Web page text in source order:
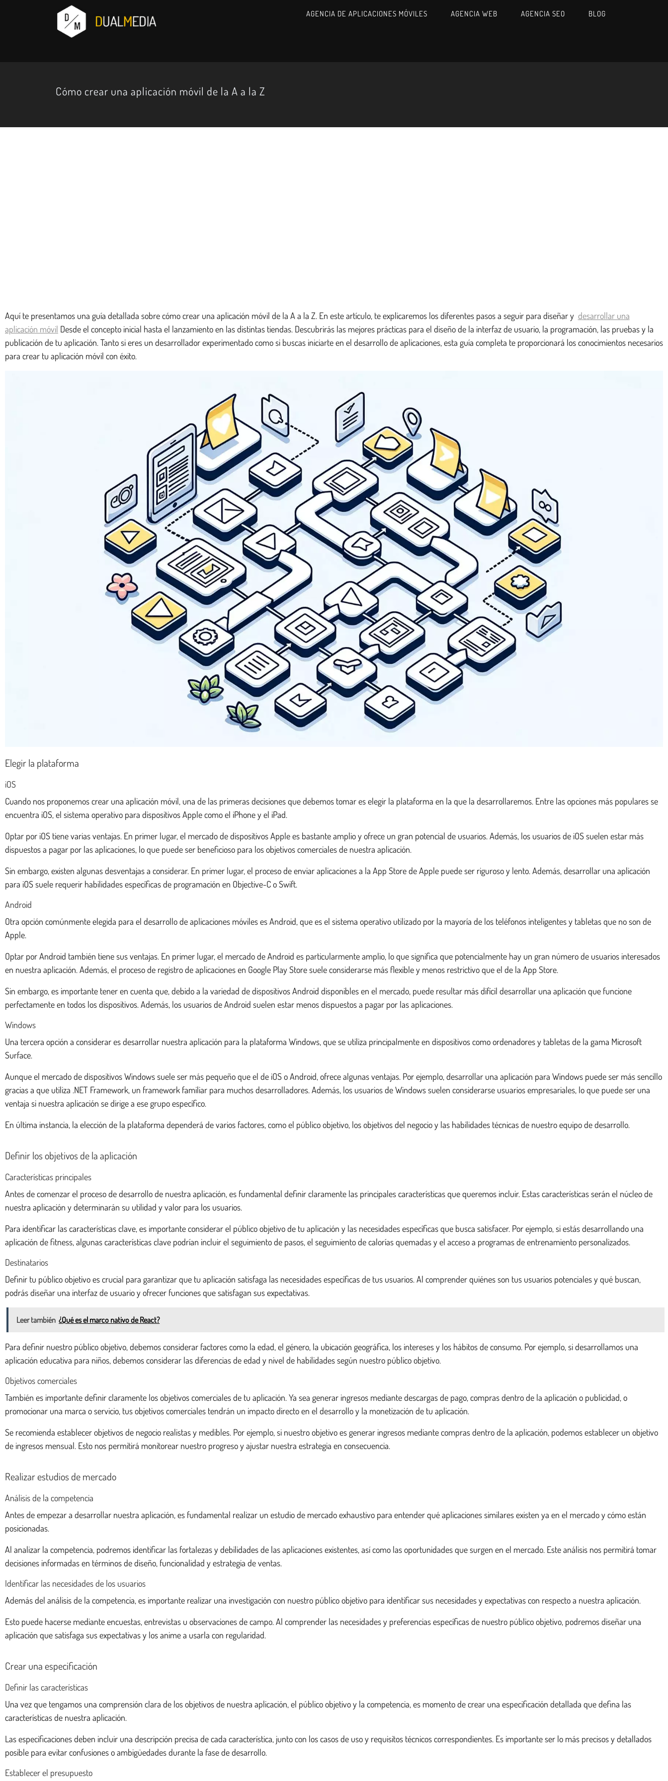
AGENCIA DE APLICACIONES MÓVILES AGENCIA WEB AGENCIA SEO BLOG
Cómo crear una aplicación móvil de la A a la Z
Aquí te presentamos una guía detallada sobre cómo crear una aplicación móvil de la A a la Z. En este artículo, te explicaremos los diferentes pasos a seguir para diseñar y desarrollar una
aplicación móvil Desde el concepto inicial hasta el lanzamiento en las distintas tiendas. Descubrirás las mejores prácticas para el diseño de la interfaz de usuario, la programación, las pruebas y la
publicación de tu aplicación. Tanto si eres un desarrollador experimentado como si buscas iniciarte en el desarrollo de aplicaciones, esta guía completa te proporcionará los conocimientos necesarios
para crear tu aplicación móvil con éxito.
Elegir la plataforma
iOS
Cuando nos proponemos crear una aplicación móvil, una de las primeras decisiones que debemos tomar es elegir la plataforma en la que la desarrollaremos. Entre las opciones más populares se
encuentra iOS, el sistema operativo para dispositivos Apple como el iPhone y el iPad.
Optar por iOS tiene varias ventajas. En primer lugar, el mercado de dispositivos Apple es bastante amplio y ofrece un gran potencial de usuarios. Además, los usuarios de iOS suelen estar más
dispuestos a pagar por las aplicaciones, lo que puede ser beneficioso para los objetivos comerciales de nuestra aplicación.
Sin embargo, existen algunas desventajas a considerar. En primer lugar, el proceso de enviar aplicaciones a la App Store de Apple puede ser riguroso y lento. Además, desarrollar una aplicación
para iOS suele requerir habilidades específicas de programación en Objective-C o Swift.
Android
Otra opción comúnmente elegida para el desarrollo de aplicaciones móviles es Android, que es el sistema operativo utilizado por la mayoría de los teléfonos inteligentes y tabletas que no son de
Apple.
Optar por Android también tiene sus ventajas. En primer lugar, el mercado de Android es particularmente amplio, lo que significa que potencialmente hay un gran número de usuarios interesados
en nuestra aplicación. Además, el proceso de registro de aplicaciones en Google Play Store suele considerarse más flexible y menos restrictivo que el de la App Store.
Sin embargo, es importante tener en cuenta que, debido a la variedad de dispositivos Android disponibles en el mercado, puede resultar más difícil desarrollar una aplicación que funcione
perfectamente en todos los dispositivos. Además, los usuarios de Android suelen estar menos dispuestos a pagar por las aplicaciones.
Windows
Una tercera opción a considerar es desarrollar nuestra aplicación para la plataforma Windows, que se utiliza principalmente en dispositivos como ordenadores y tabletas de la gama Microsoft
Surface.
Aunque el mercado de dispositivos Windows suele ser más pequeño que el de iOS o Android, ofrece algunas ventajas. Por ejemplo, desarrollar una aplicación para Windows puede ser más sencillo
gracias a que utiliza .NET Framework, un framework familiar para muchos desarrolladores. Además, los usuarios de Windows suelen considerarse usuarios empresariales, lo que puede ser una
ventaja si nuestra aplicación se dirige a ese grupo específico.
En última instancia, la elección de la plataforma dependerá de varios factores, como el público objetivo, los objetivos del negocio y las habilidades técnicas de nuestro equipo de desarrollo.
Definir los objetivos de la aplicación
Características principales
Antes de comenzar el proceso de desarrollo de nuestra aplicación, es fundamental definir claramente las principales características que queremos incluir. Estas características serán el núcleo de
nuestra aplicación y determinarán su utilidad y valor para los usuarios.
Para identificar las características clave, es importante considerar el público objetivo de tu aplicación y las necesidades específicas que busca satisfacer. Por ejemplo, si estás desarrollando una
aplicación de fitness, algunas características clave podrían incluir el seguimiento de pasos, el seguimiento de calorías quemadas y el acceso a programas de entrenamiento personalizados.
Destinatarios
Definir tu público objetivo es crucial para garantizar que tu aplicación satisfaga las necesidades específicas de tus usuarios. Al comprender quiénes son tus usuarios potenciales y qué buscan,
podrás diseñar una interfaz de usuario y ofrecer funciones que satisfagan sus expectativas.
Leer también ¿Qué es el marco nativo de React?
Para definir nuestro público objetivo, debemos considerar factores como la edad, el género, la ubicación geográfica, los intereses y los hábitos de consumo. Por ejemplo, si desarrollamos una
aplicación educativa para niños, debemos considerar las diferencias de edad y nivel de habilidades según nuestro público objetivo.
Objetivos comerciales
También es importante definir claramente los objetivos comerciales de tu aplicación. Ya sea generar ingresos mediante descargas de pago, compras dentro de la aplicación o publicidad, o
promocionar una marca o servicio, tus objetivos comerciales tendrán un impacto directo en el desarrollo y la monetización de tu aplicación.
Se recomienda establecer objetivos de negocio realistas y medibles. Por ejemplo, si nuestro objetivo es generar ingresos mediante compras dentro de la aplicación, podemos establecer un objetivo
de ingresos mensual. Esto nos permitirá monitorear nuestro progreso y ajustar nuestra estrategia en consecuencia.
Realizar estudios de mercado
Análisis de la competencia
Antes de empezar a desarrollar nuestra aplicación, es fundamental realizar un estudio de mercado exhaustivo para entender qué aplicaciones similares existen ya en el mercado y cómo están
posicionadas.
Al analizar la competencia, podremos identificar las fortalezas y debilidades de las aplicaciones existentes, así como las oportunidades que surgen en el mercado. Este análisis nos permitirá tomar
decisiones informadas en términos de diseño, funcionalidad y estrategia de ventas.
Identificar las necesidades de los usuarios
Además del análisis de la competencia, es importante realizar una investigación con nuestro público objetivo para identificar sus necesidades y expectativas con respecto a nuestra aplicación.
Esto puede hacerse mediante encuestas, entrevistas u observaciones de campo. Al comprender las necesidades y preferencias específicas de nuestro público objetivo, podremos diseñar una
aplicación que satisfaga sus expectativas y los anime a usarla con regularidad.
Crear una especificación
Definir las características
Una vez que tengamos una comprensión clara de los objetivos de nuestra aplicación, el público objetivo y la competencia, es momento de crear una especificación detallada que defina las
características de nuestra aplicación.
Las especificaciones deben incluir una descripción precisa de cada característica, junto con los casos de uso y requisitos técnicos correspondientes. Es importante ser lo más precisos y detallados
posible para evitar confusiones o ambigüedades durante la fase de desarrollo.
Establecer el presupuesto